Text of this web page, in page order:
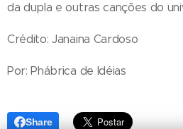
da dupla e outras canções do
Crédito: Janaina Cardoso
Por: Phábrica de Idéias
Share